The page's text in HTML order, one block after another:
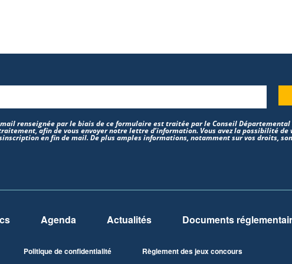
renseignée par le biais de ce formulaire est traitée par le Conseil
afin de vous envoyer notre lettre d’information. Vous avez la possibilité
en fin de mail. De plus amples informations, notamment sur vos droits,
Agenda Actualités Documents
Politique de confidentialité Règlement des jeux concours